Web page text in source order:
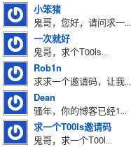
小笨猪
鬼哥，您好，请问求一...
一次就好
鬼哥，求个T00ls...
Rob1n
求求一个邀请码，让我...
Dean
骚年，你的博客已经1...
求一个T00ls邀请码
鬼哥，求一个T00l...